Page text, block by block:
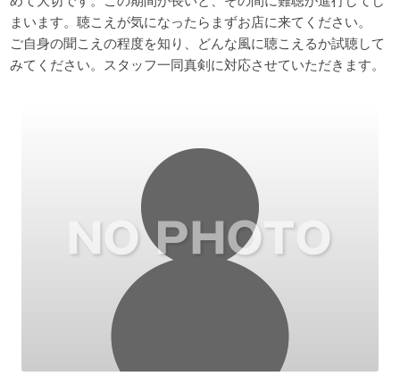
まいます。聴こえが気になったらまずお店に来てください。
ご自身の聞こえの程度を知り、どんな風に聴こえるか試聴して
みてください。スタッフ一同真剣に対応させていただきます。